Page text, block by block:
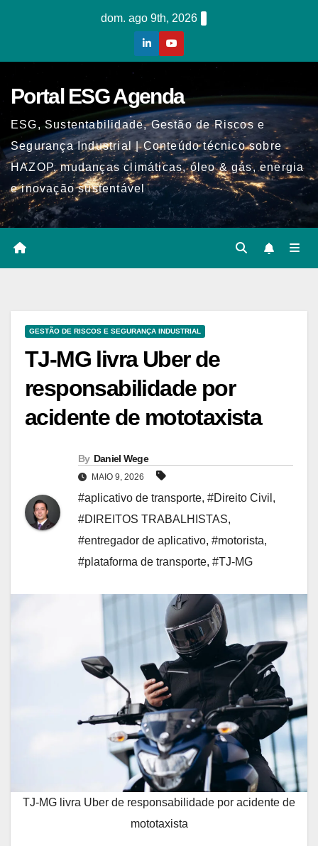
dom. ago 9th, 2026
Portal ESG Agenda
ESG, Sustentabilidade, Gestão de Riscos e
Segurança Industrial | Conteúdo técnico sobre
HAZOP, mudanças climáticas, óleo & gás, energia
e inovação sustentável
GESTÃO DE RISCOS E SEGURANÇA INDUSTRIAL
TJ-MG livra Uber de
responsabilidade por
acidente de mototaxista
By Daniel Wege
MAIO 9, 2026
#aplicativo de transporte, #Direito Civil ,
#DIREITOS TRABALHISTAS,
#entregador de aplicativo, #motorista,
#plataforma de transporte, #TJ-MG
TJ-MG livra Uber de responsabilidade por acidente de
mototaxista